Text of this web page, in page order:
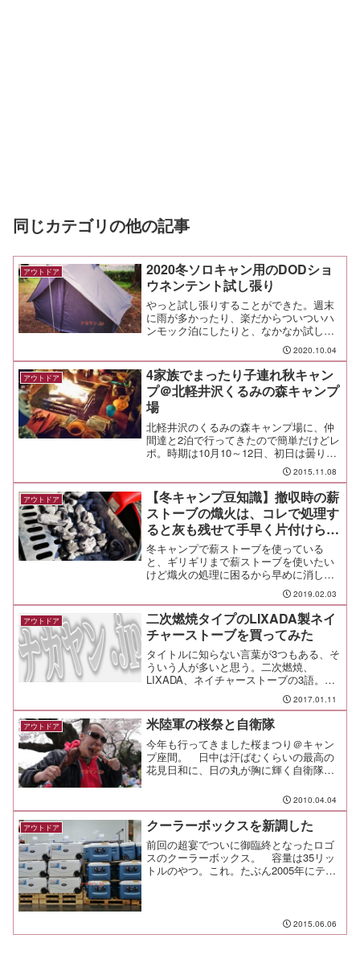
同じカテゴリの他の記事
アウトドア
2020冬ソロキャン用のDODショ
ウネンテント試し張り
やっと試し張りすることができた。週末
に雨が多かったり、楽だからついついハ
ンモック泊にしたりと、なかなか試し張
りすることができなかったDODショウネ
ンテント。やっと張れたぜ😎
2020.10.04
アウトドア
4家族でまったり子連れ秋キャン
プ＠北軽井沢くるみの森キャンプ
場
北軽井沢のくるみの森キャンプ場に、仲
間達と2泊で行ってきたので簡単だけどレ
ポ。時期は10月10～12日、初日は曇り、
2日目の朝は雨、午後に快晴、夜から気温
はグングン下がり、3日目は朝から3℃と
冷え込んだが快晴、という一通りの気候
を体験するこ...
2015.11.08
アウトドア
【冬キャンプ豆知識】撤収時の薪
ストーブの熾火は、コレで処理す
ると灰も残せて手早く片付けられ
る！
冬キャンプで薪ストーブを使っている
と、ギリギリまで薪ストーブを使いたい
けど熾火の処理に困るから早めに消しち
ゃう、そんな人も多いんじゃないかな。
そこで、今回は我が家で愛用している薪
ストーブのお片付けアイテムを紹介した
い。
2019.02.03
アウトドア
二次燃焼タイプのLIXADA製ネイ
チャーストーブを買ってみた
タイトルに知らない言葉が3つもある、そ
ういう人が多いと思う。二次燃焼、
LIXADA、ネイチャーストーブの3語。
この3語を除くと「タイプの」「製」「を
買ってみた」となって、何が何だか全く
分からない文章になる。 いや、文章で
すらない。とりあえ...
2017.01.11
アウトドア 米陸軍の桜祭と自衛隊
今年も行ってきました桜まつり＠キャン
プ座間。 日中は汗ばむくらいの最高の
花見日和に、日の丸が胸に輝く自衛隊Ｔ
2010.04.04
アウトドア クーラーボックスを新調した
前回の超宴でついに御臨終となったロゴ
スのクーラーボックス。 容量は35リッ
トルのやつ。これ。たぶん2005年にテン
2015.06.06